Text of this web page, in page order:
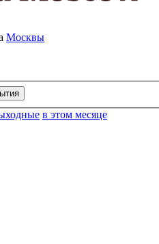
Москвы
в этом месяце